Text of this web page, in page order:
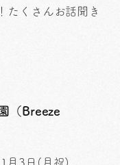
たくさんお話聞き
（Breeze